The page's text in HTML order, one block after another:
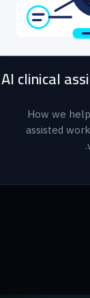
AI clinical
How we
assisted